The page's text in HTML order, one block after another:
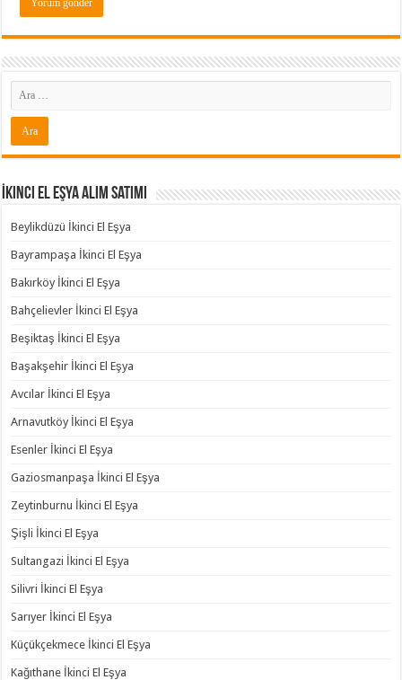
İkinci El Eşya Alım Satımı
Beylikdüzü İkinci El Eşya
Bayrampaşa İkinci El Eşya
Bakırköy İkinci El Eşya
Bahçelievler İkinci El Eşya
Beşiktaş İkinci El Eşya
Başakşehir İkinci El Eşya
Avcılar İkinci El Eşya
Arnavutköy İkinci El Eşya
Esenler İkinci El Eşya
Gaziosmanpaşa İkinci El Eşya
Zeytinburnu İkinci El Eşya
Şişli İkinci El Eşya
Sultangazi İkinci El Eşya
Silivri İkinci El Eşya
Sarıyer İkinci El Eşya
Küçükçekmece İkinci El Eşya
Kağıthane İkinci El Eşya